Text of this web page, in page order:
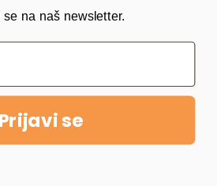
se na naš newsletter.
Prijavi se